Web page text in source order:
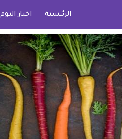
الرئيسية اخبار اليوم